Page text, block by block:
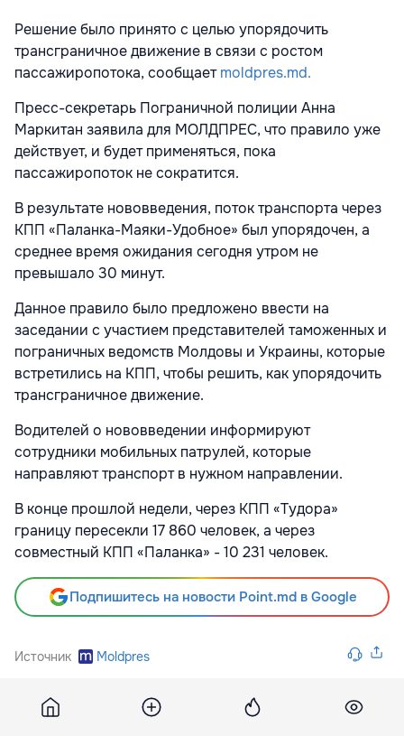
Решение было принято с целью упорядочить
трансграничное движение в связи с ростом
пассажиропотока, сообщаетmoldpres.md.
Пресс-секретарь Пограничной полиции Анна
Маркитан заявила для МОЛДПРЕС, что правило уже
действует, и будет применяться, пока
пассажиропоток не сократится.
В результате нововведения, поток транспорта через
КПП «Паланка-Маяки-Удобное» был упорядочен, а
среднее время ожидания сегодня утром не
превышало 30 минут.
Данное правило было предложено ввести на
заседании с участием представителей таможенных и
пограничных ведомств Молдовы и Украины, которые
встретились на КПП, чтобы решить, как упорядочить
трансграничное движение.
Водителей о нововведении информируют
сотрудники мобильных патрулей, которые
направляют транспорт в нужном направлении.
В конце прошлой недели, через КПП «Тудора»
границу пересекли 17 860 человек, а через
совместный КПП «Паланка» - 10 231 человек.
Подпишитесь на новости Point.md в Google
Источник Moldpres